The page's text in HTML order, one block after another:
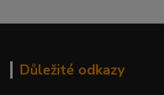
Důležité odkazy